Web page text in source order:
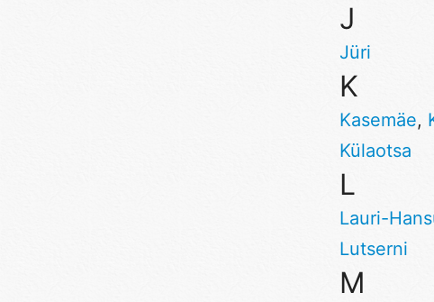
J
Jüri
K
Kasemäe,
Külaotsa
L
Lauri-
Lutserni
M